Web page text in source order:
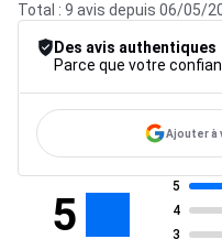
Total : 9 avis depuis 06/05/
Des avis authentiques
Ajouter à
5
5
4
3